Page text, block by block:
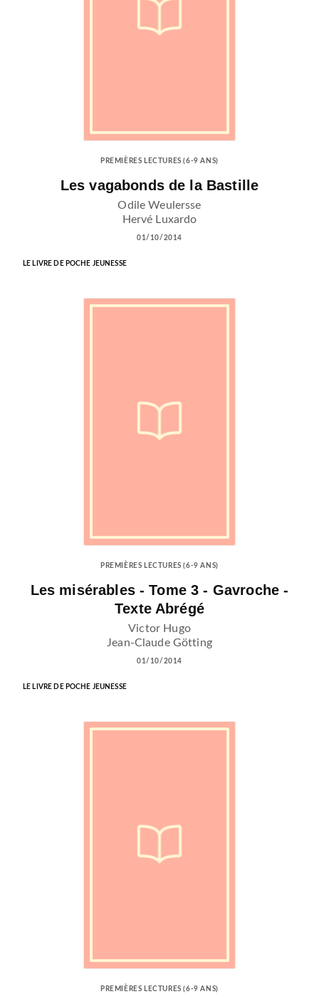
PREMIÈRES LECTURES (6-9 ANS)
Les vagabonds de la Bastille
Odile Weulersse
Hervé Luxardo
01/10/2014
LE LIVRE DE POCHE JEUNESSE
PREMIÈRES LECTURES (6-9 ANS)
Les misérables - Tome 3 - Gavroche -
Texte Abrégé
Victor Hugo
Jean-Claude Götting
01/10/2014
LE LIVRE DE POCHE JEUNESSE
PREMIÈRES LECTURES (6-9 ANS)